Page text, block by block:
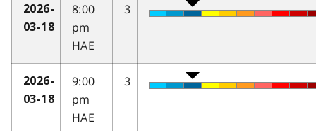
2026-
03-18
8:00
pm
HAE
3
2026-
03-18
9:00
pm
HAE
3